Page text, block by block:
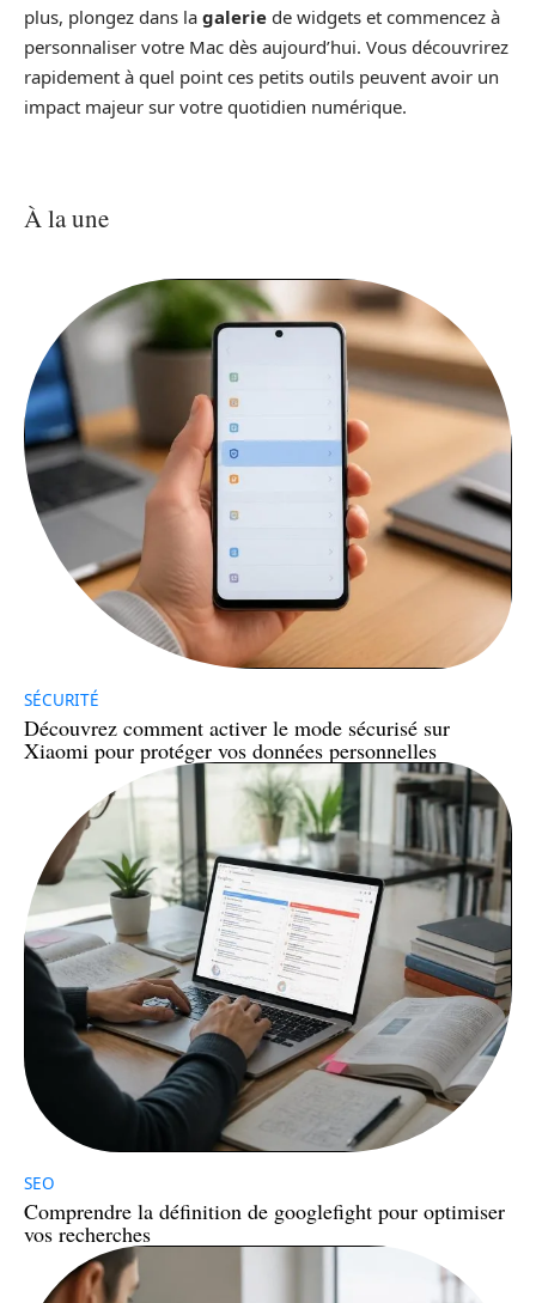
plus, plongez dans la galerie de widgets et commencez à
personnaliser votre Mac dès aujourd’hui. Vous découvrirez
rapidement à quel point ces petits outils peuvent avoir un
impact majeur sur votre quotidien numérique.
À la une
SÉCURITÉ
Découvrez comment activer le mode sécurisé sur
Xiaomi pour protéger vos données personnelles
SEO
Comprendre la définition de googlefight pour optimiser
vos recherches